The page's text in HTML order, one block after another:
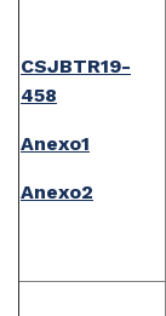
CSJBTR19-
458
Anexo1
Anexo2